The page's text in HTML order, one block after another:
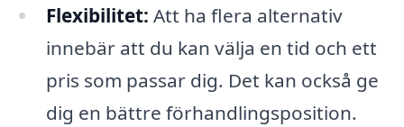
Flexibilitet: Att ha flera alternativ
innebär att du kan välja en tid och ett
pris som passar dig. Det kan också ge
dig en bättre förhandlingsposition.